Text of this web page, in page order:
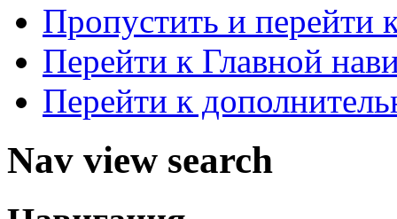
Пропустить и перейти
Перейти к Главной
Перейти к
Nav view search